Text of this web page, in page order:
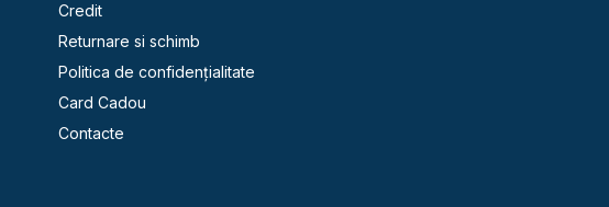
Credit
Returnare si schimb
Politica de confidențialitate
Card Cadou
Contacte